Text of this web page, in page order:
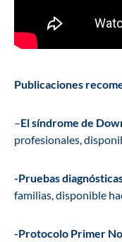
Publicaciones
–El síndrome de
profesionales,
-Pruebas
familias, disponible
-Protocolo Primer